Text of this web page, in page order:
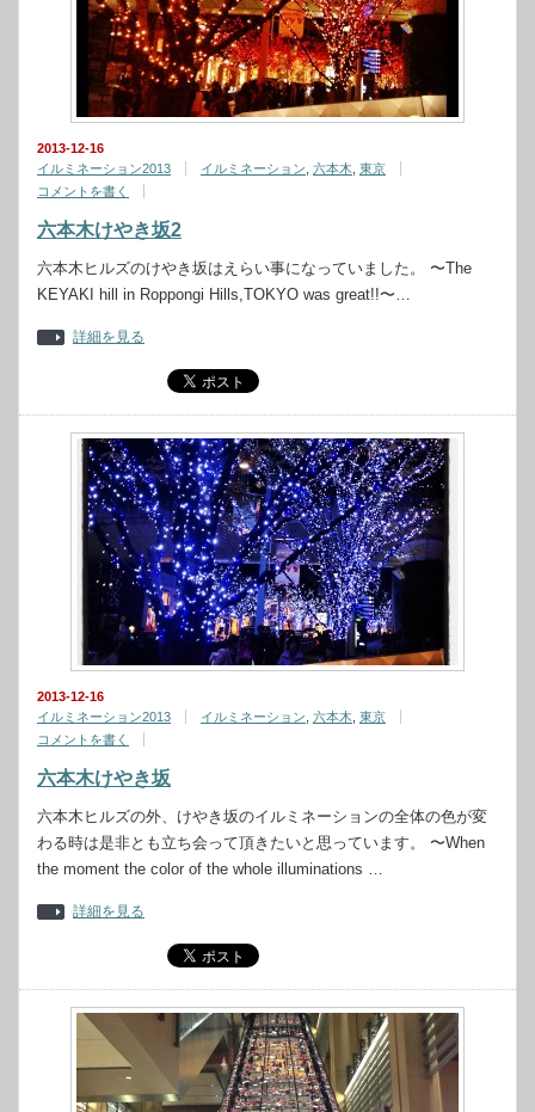
2013-12-16
イルミネーション2013
イルミネーション 六本木 東京
コメントを書く
六本木けやき坂2
六本木ヒルズのけやき坂はえらい事になっていました。 〜The
KEYAKI hill in Roppongi Hills,TOKYO was great!!〜…
詳細を見る
2013-12-16
イルミネーション2013
イルミネーション 六本木 東京
コメントを書く
六本木けやき坂
六本木ヒルズの外、けやき坂のイルミネーションの全体の色が変
わる時は是非とも立ち会って頂きたいと思っています。 〜When
the moment the color of the whole illuminations …
詳細を見る